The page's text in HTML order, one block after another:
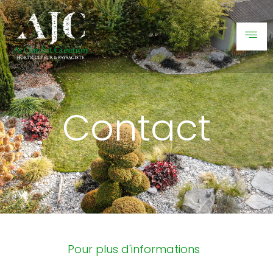
Contact
Pour plus d'informations